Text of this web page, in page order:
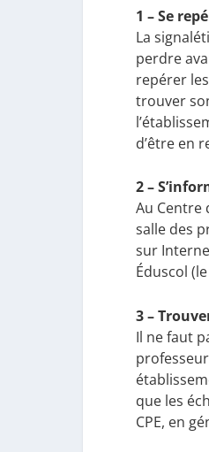
1 – Se
La
perdre
repérer
trouver
d’être en
2 –
Au Centre
salle des
sur
Éduscol
3 –
Il ne faut
que les
CPE, en